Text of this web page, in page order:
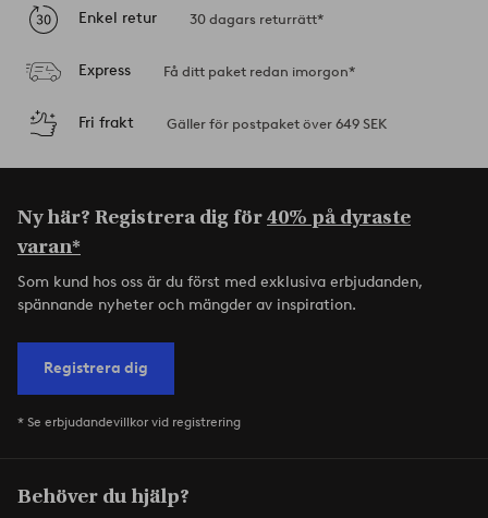
Enkel retur 30 dagars returrätt*
Express Få ditt paket redan imorgon*
Fri frakt Gäller för postpaket över 649 SEK
Ny här? Registrera dig för40% på dyraste
varan*
Som kund hos oss är du först med exklusiva erbjudanden,
spännande nyheter och mängder av inspiration.
Registrera dig
* Se erbjudandevillkor vid registrering
Behöver du hjälp?